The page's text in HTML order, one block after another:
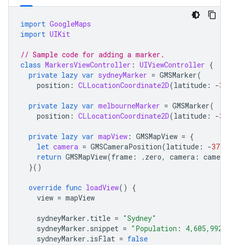
import GoogleMaps
import UIKit
// Sample code for adding a marker.
class MarkersViewController : UIViewController {
private lazy var sydneyMarker = GMSMarker(
position : CLLocationCoordinate2D(latitude : -
private lazy var melbourneMarker = GMSMarker(
position : CLLocationCoordinate2D(latitude : -
private lazy var mapView : GMSMapView = {
let camera = GMSCameraPosition(latitude : -
return GMSMapView(frame : . zero, camera : camera
}()
override func loadView()
{
view = mapView
sydneyMarker . title = "Sydney"
sydneyMarker . snippet = "Population: 4,605,992"
sydneyMarker . isFlat = false